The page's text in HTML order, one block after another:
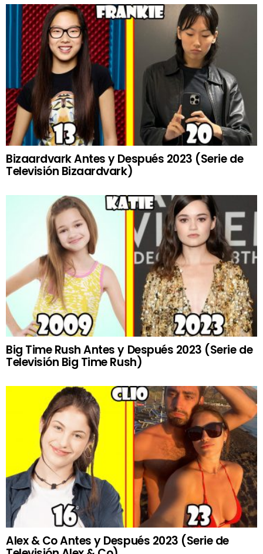
Bizaardvark Antes y Después 2023 (Serie de
Televisión Bizaardvark)
Big Time Rush Antes y Después 2023 (Serie de
Televisión Big Time Rush)
Alex & Co Antes y Después 2023 (Serie de